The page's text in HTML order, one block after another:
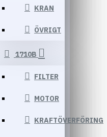
KRAN
ÖVRIGT
1710B
FILTER
MOTOR
KRAFTÖVERFÖRING